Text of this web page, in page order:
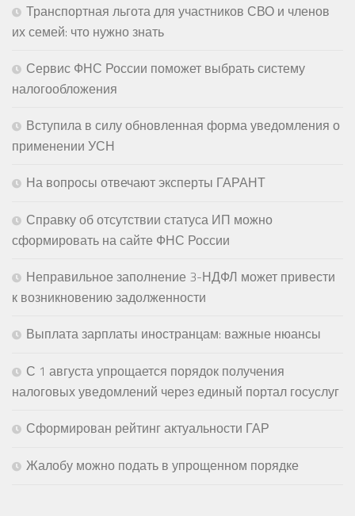
Транспортная льгота для участников СВО и членов
их семей: что нужно знать
Сервис ФНС России поможет выбрать систему
налогообложения
Вступила в силу обновленная форма уведомления о
применении УСН
На вопросы отвечают эксперты ГАРАНТ
Справку об отсутствии статуса ИП можно
сформировать на сайте ФНС России
Неправильное заполнение 3-НДФЛ может привести
к возникновению задолженности
Выплата зарплаты иностранцам: важные нюансы
С 1 августа упрощается порядок получения
налоговых уведомлений через единый портал госуслуг
Сформирован рейтинг актуальности ГАР
Жалобу можно подать в упрощенном порядке